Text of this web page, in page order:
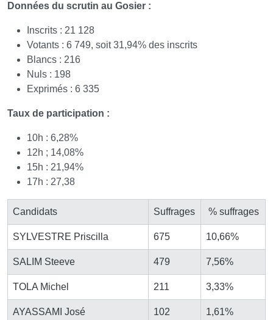
Données du scrutin au Gosier :
Inscrits : 21 128
Votants : 6 749, soit 31,94% des inscrits
Blancs : 216
Nuls : 198
Exprimés : 6 335
Taux de participation :
10h : 6,28%
12h ; 14,08%
15h : 21,94%
17h : 27,38
Candidats Suffrages % suffrages
SYLVESTRE Priscilla 675 10,66%
SALIM Steeve 479 7,56%
TOLA Michel 211 3,33%
AYASSAMI José 102 1,61%